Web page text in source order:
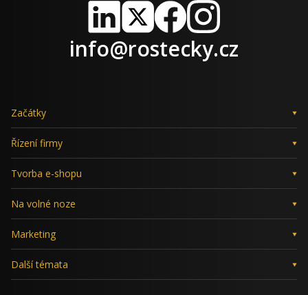
LinkedIn
X FacebookInstagram
info@rostecky.cz
Začátky
Řízení firmy
Tvorba e-shopu
Na volné noze
Marketing
Další témata